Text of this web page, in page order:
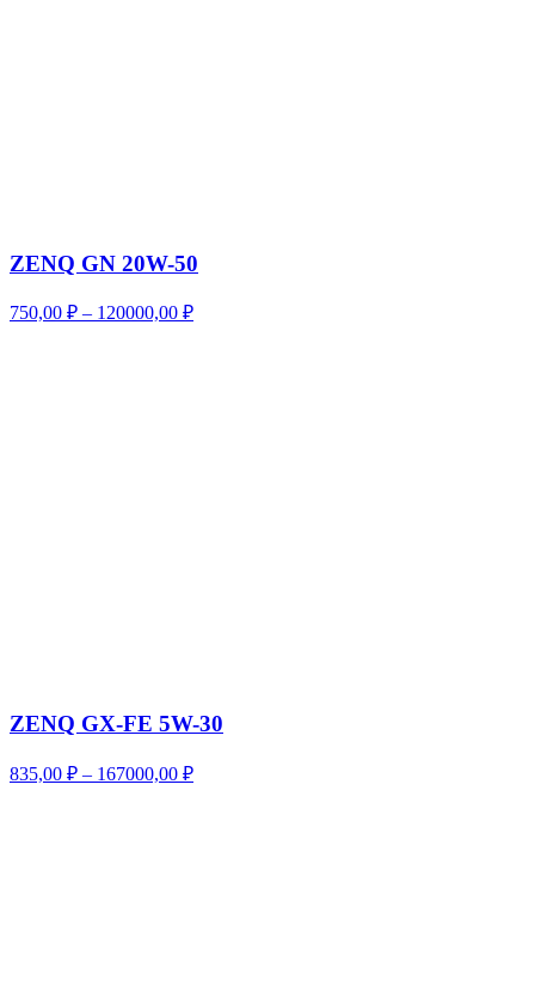
ZENQ GN 20W-50
750,00 ₽ – 120000,00 ₽Диапазон
ZENQ GX-FE 5W-30
835,00 ₽ – 167000,00 ₽Диапазон